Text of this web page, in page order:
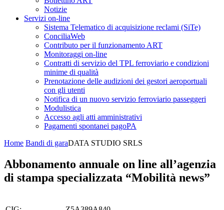
Notizie
Servizi on-line
Sistema Telematico di acquisizione reclami (SiTe)
ConciliaWeb
Contributo per il funzionamento ART
Monitoraggi on-line
Contratti di servizio del TPL ferroviario e condizioni
minime di qualità
Prenotazione delle audizioni dei gestori aeroportuali
con gli utenti
Notifica di un nuovo servizio ferroviario passeggeri
Modulistica
Accesso agli atti amministrativi
Pagamenti spontanei pagoPA
Home Bandi di garaDATA STUDIO SRLS
Abbonamento annuale on line all’agenzia
di stampa specializzata “Mobilità news”